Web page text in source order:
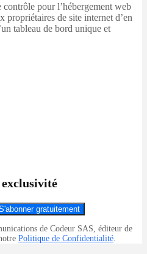
contrôle pour l’hébergement web
propriétaires de site internet d’en
tableau de bord unique et
exclusivité
gratuitement
de Codeur SAS, éditeur de
Politique de Confidentialité